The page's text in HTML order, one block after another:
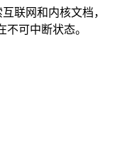
联网和内核文档，
可中断状态。